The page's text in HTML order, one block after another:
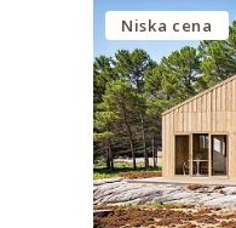
Niska cena